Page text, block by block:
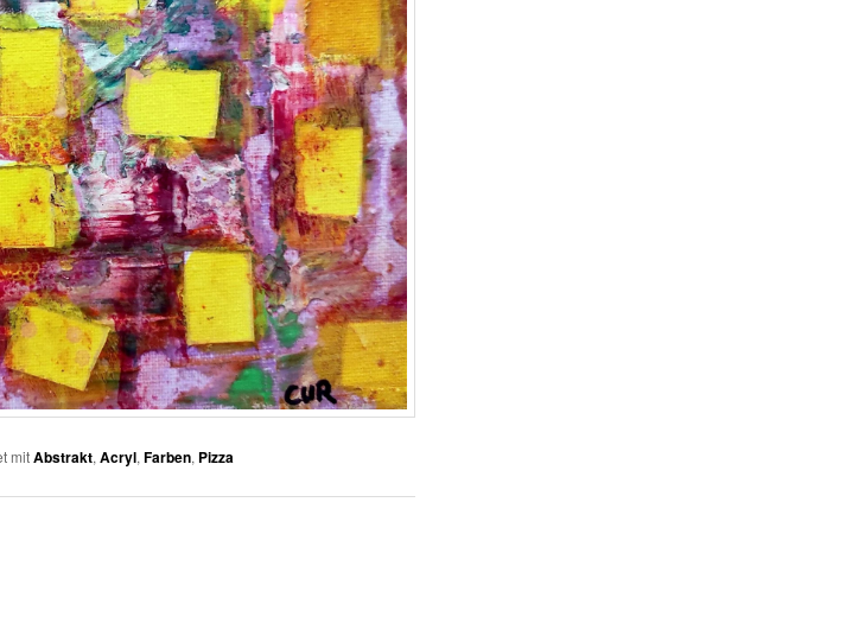
mit Abstrakt,Acryl,Farben, Pizza